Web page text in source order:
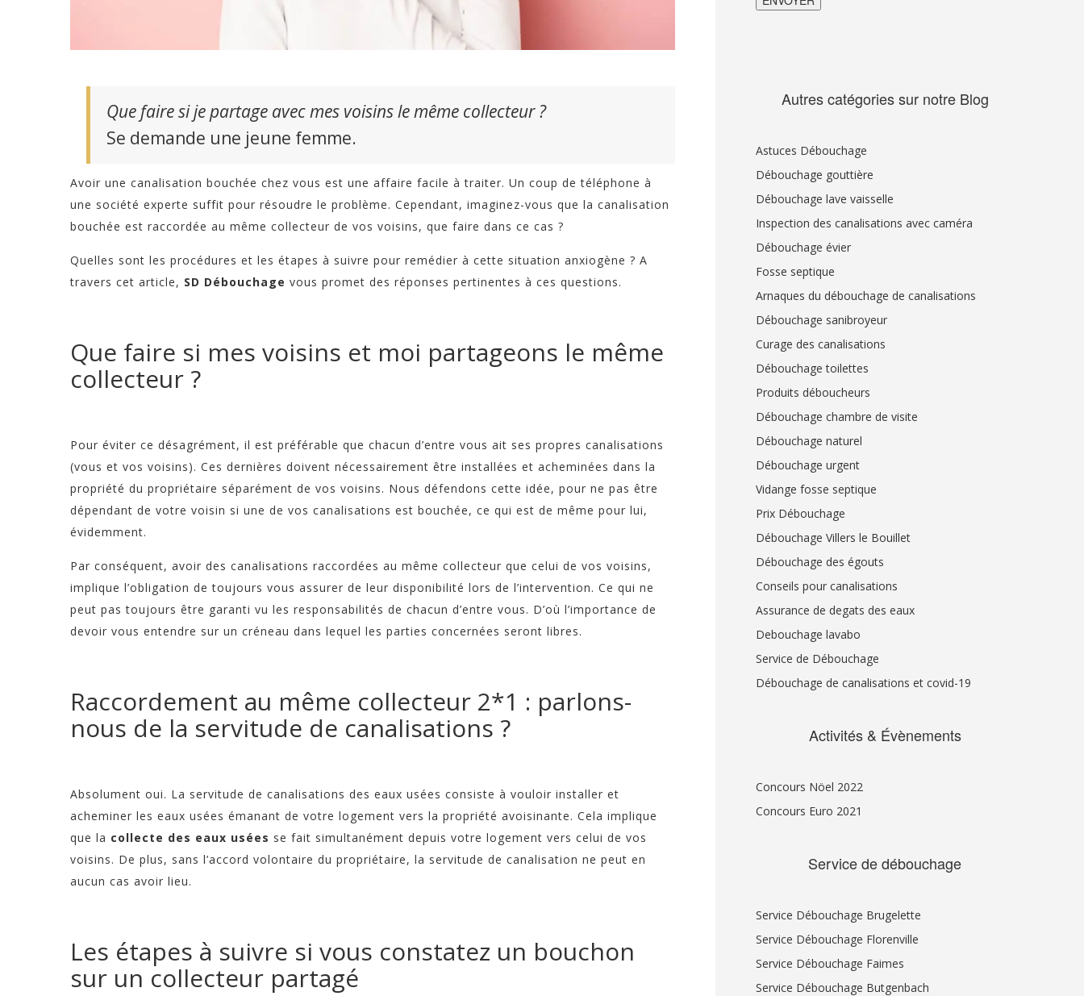
Que faire si je partage avec mes voisins le même collecteur ?
Se demande une jeune femme.
Avoir une canalisation bouchée chez vous est une affaire facile à traiter. Un coup de téléphone à
une société experte suffit pour résoudre le problème. Cependant, imaginez-vous que la canalisation
bouchée est raccordée au même collecteur de vos voisins, que faire dans ce cas ?
Quelles sont les procédures et les étapes à suivre pour remédier à cette situation anxiogène ? A
travers cet article, SD Débouchage vous promet des réponses pertinentes à ces questions.
Que faire si mes voisins et moi partageons le même
collecteur ?
Pour éviter ce désagrément, il est préférable que chacun d’entre vous ait ses propres canalisations
(vous et vos voisins). Ces dernières doivent nécessairement être installées et acheminées dans la
propriété du propriétaire séparément de vos voisins. Nous défendons cette idée, pour ne pas être
dépendant de votre voisin si une de vos canalisations est bouchée, ce qui est de même pour lui,
évidemment.
Par conséquent, avoir des canalisations raccordées au même collecteur que celui de vos voisins,
implique l’obligation de toujours vous assurer de leur disponibilité lors de l’intervention. Ce qui ne
peut pas toujours être garanti vu les responsabilités de chacun d’entre vous. D’où l’importance de
devoir vous entendre sur un créneau dans lequel les parties concernées seront libres.
Raccordement au même collecteur 2*1 : parlons-
nous de la servitude de canalisations ?
Absolument oui. La servitude de canalisations des eaux usées consiste à vouloir installer et
acheminer les eaux usées émanant de votre logement vers la propriété avoisinante. Cela implique
que la collecte des eaux usées se fait simultanément depuis votre logement vers celui de vos
voisins. De plus, sans l’accord volontaire du propriétaire, la servitude de canalisation ne peut en
aucun cas avoir lieu.
Les étapes à suivre si vous constatez un bouchon
sur un collecteur partagé
Autres catégories sur notre Blog
Astuces Débouchage
Débouchage gouttière
Débouchage lave vaisselle
Inspection des canalisations avec caméra
Débouchage évier
Fosse septique
Arnaques du débouchage de canalisations
Débouchage sanibroyeur
Curage des canalisations
Débouchage toilettes
Produits déboucheurs
Débouchage chambre de visite
Débouchage naturel
Débouchage urgent
Vidange fosse septique
Prix Débouchage
Débouchage Villers le Bouillet
Débouchage des égouts
Conseils pour canalisations
Assurance de degats des eaux
Debouchage lavabo
Service de Débouchage
Débouchage de canalisations et covid-19
Activités & Évènements
Concours Nöel 2022
Concours Euro 2021
Service de débouchage
Service Débouchage Brugelette
Service Débouchage Florenville
Service Débouchage Faimes
Service Débouchage Butgenbach